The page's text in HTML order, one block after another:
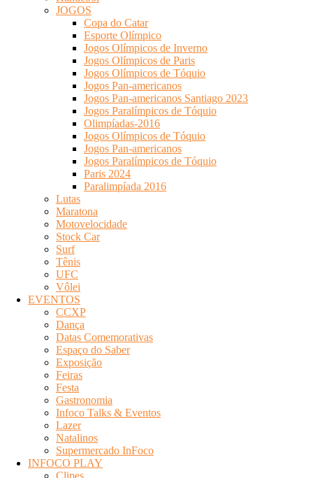
JOGOS
Copa do Catar
Esporte Olímpico
Jogos Olímpicos de Inverno
Jogos Olímpicos de Paris
Jogos Olímpicos de Tóquio
Jogos Pan-americanos
Jogos Pan-americanos Santiago 2023
Jogos Paralímpicos de Tóquio
Olimpíadas-2016
Jogos Olímpicos de Tóquio
Jogos Pan-americanos
Jogos Paralímpicos de Tóquio
Paris 2024
Paralimpíada 2016
Lutas
Maratona
Motovelocidade
Stock Car
Surf
Tênis
UFC
Vôlei
EVENTOS
CCXP
Dança
Datas Comemorativas
Espaço do Saber
Exposição
Feiras
Festa
Gastronomia
Infoco Talks & Eventos
Lazer
Natalinos
Supermercado InFoco
INFOCO PLAY
Clipes